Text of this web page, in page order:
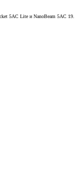
5AC Lite и NanoBeam 5AC 19.